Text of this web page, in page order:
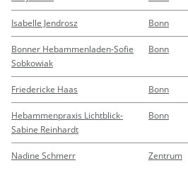
Isabelle Jendrosz Bonn
Bonner Hebammenladen-Sofie
Sobkowiak
Bonn
Friedericke Haas Bonn
Hebammenpraxis Lichtblick-
Sabine Reinhardt
Bonn
Nadine Schmerr Zentrum